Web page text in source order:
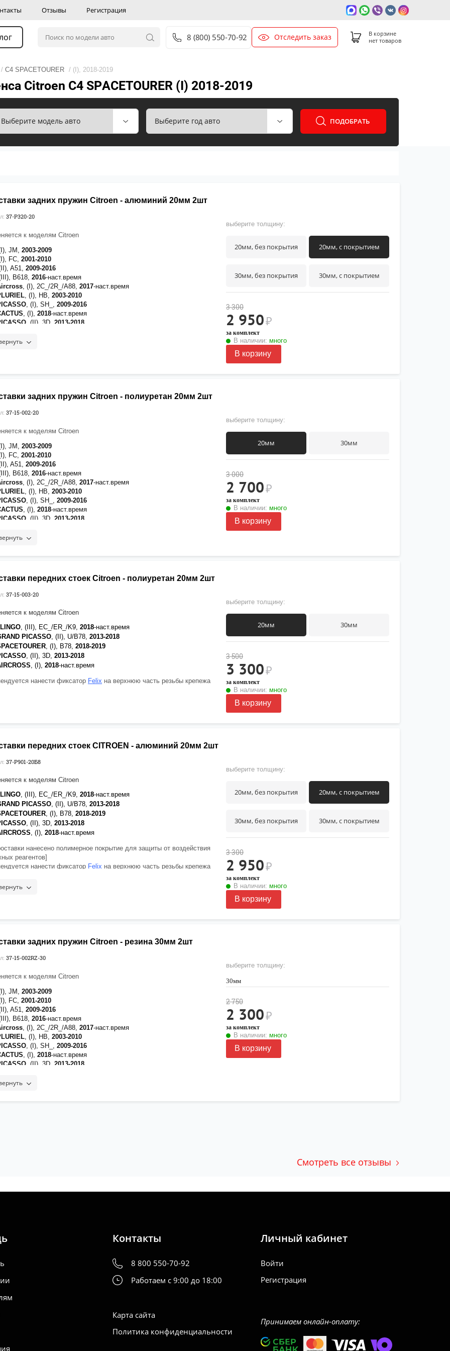
Отзывы Регистрация
8 (800) 550-70-92 Отследить заказ
В корзине
нет товаров
/ C4 SPACETOURER / (I), 2018-2019
Citroen C4 SPACETOURER (I) 2018-2019
ПОДОБРАТЬ
задних пружин Citroen - алюминий 20мм 2шт
37-P320-20
к моделям Citroen
JM,
2003-2009
(I), FC, 2001-2010
(II), A51, 2009-2016
(III), B618, 2016-наст.время
, (I), 2C_/2R_/A88, 2017-наст.время
, (I), HB, 2003-2010
, (I), SH_, 2009-2016
, (I), 2018-наст.время
, (II), 3D, 2013-2018
B7,2010-2022
(II),2021-наст.время
нанесено полимерное покрытие для защиты от воздействия
выберите толщину:
20мм, без покрытия 20мм, с покрытием
30мм, без покрытия 30мм, с покрытием
3 300
2 950₽
за комплект
В наличии: много
В корзину
задних пружин Citroen - полиуретан 20мм 2шт
37-15-002-20
к моделям Citroen
JM,
2003-2009
(I), FC, 2001-2010
(II), A51, 2009-2016
(III), B618, 2016-наст.время
, (I), 2C_/2R_/A88, 2017-наст.время
, (I), HB, 2003-2010
, (I), SH_, 2009-2016
, (I), 2018-наст.время
, (II), 3D, 2013-2018
B7,2010-2022
, (I),2018-наст.время
(I),2009-2015
выберите толщину:
20мм 30мм
3 000
2 700₽
за комплект
В наличии: много
В корзину
передних стоек Citroen - полиуретан 20мм 2шт
37-15-003-20
к моделям Citroen
, (III), EC_/ER_/K9, 2018-наст.время
PICASSO , (II), U/B78, 2013-2018
, (I), B78, 2018-2019
, (II), 3D, 2013-2018
, (I), 2018-наст.время
нанести фиксатор Felix на верхнюю часть резьбы крепежа
выберите толщину:
20мм 30мм
3 500
3 300₽
за комплект
В наличии: много
В корзину
передних стоек CITROEN - алюминий 20мм 2шт
37-P901-20Б8
к моделям Citroen
, (III), EC_/ER_/K9, 2018-наст.время
PICASSO , (II), U/B78, 2013-2018
, (I), B78, 2018-2019
, (II), 3D, 2013-2018
, (I), 2018-наст.время
нанесено полимерное покрытие для защиты от воздействия
реагентов]
нанести фиксатор Felix на верхнюю часть резьбы крепежа
выберите толщину:
20мм, без покрытия 20мм, с покрытием
30мм, без покрытия 30мм, с покрытием
3 300
2 950₽
за комплект
В наличии: много
В корзину
задних пружин Citroen - резина 30мм 2шт
37-15-002RZ-30
к моделям Citroen
JM,
2003-2009
(I), FC, 2001-2010
(II), A51, 2009-2016
(III), B618, 2016-наст.время
, (I), 2C_/2R_/A88, 2017-наст.время
, (I), HB, 2003-2010
, (I), SH_, 2009-2016
, (I), 2018-наст.время
, (II), 3D, 2013-2018
B7,2010-2022
, (I),2018-наст.время
выберите толщину:
30мм
2 750
2 300₽
за комплект
В наличии: много
В корзину
Смотреть все отзывы
Контакты
8 800 550-70-92
Работаем с 9:00 до 18:00
Карта сайта
Политика конфиденциальности
Личный кабинет
Войти
Регистрация
Принимаем онлайн-оплату: